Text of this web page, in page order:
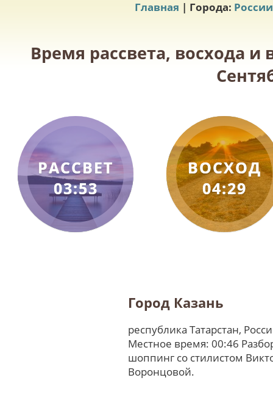
Главная | Города: России
Время рассвета, восхода и
РАССВЕТ
03:53
ВОСХОД
04:29
Город Казань
республика Татарстан,
Местное время: 00:46
шоппинг со стилистом
Воронцовой.